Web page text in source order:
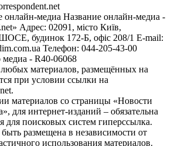
онлайн-медиа Название онлайн-медиа -
Адрес: 02091, місто Київ,
будинок 172-Б, офіс 208/1 E-mail:
Телефон: 044-205-43-00
- R40-06068
материалов, размещённых на
при условии ссылки на
материалов со страницы «Новости
для интернет-изданий – обязательна
для поисковых систем гиперссылка.
размещена в независимости от
использования материалов.